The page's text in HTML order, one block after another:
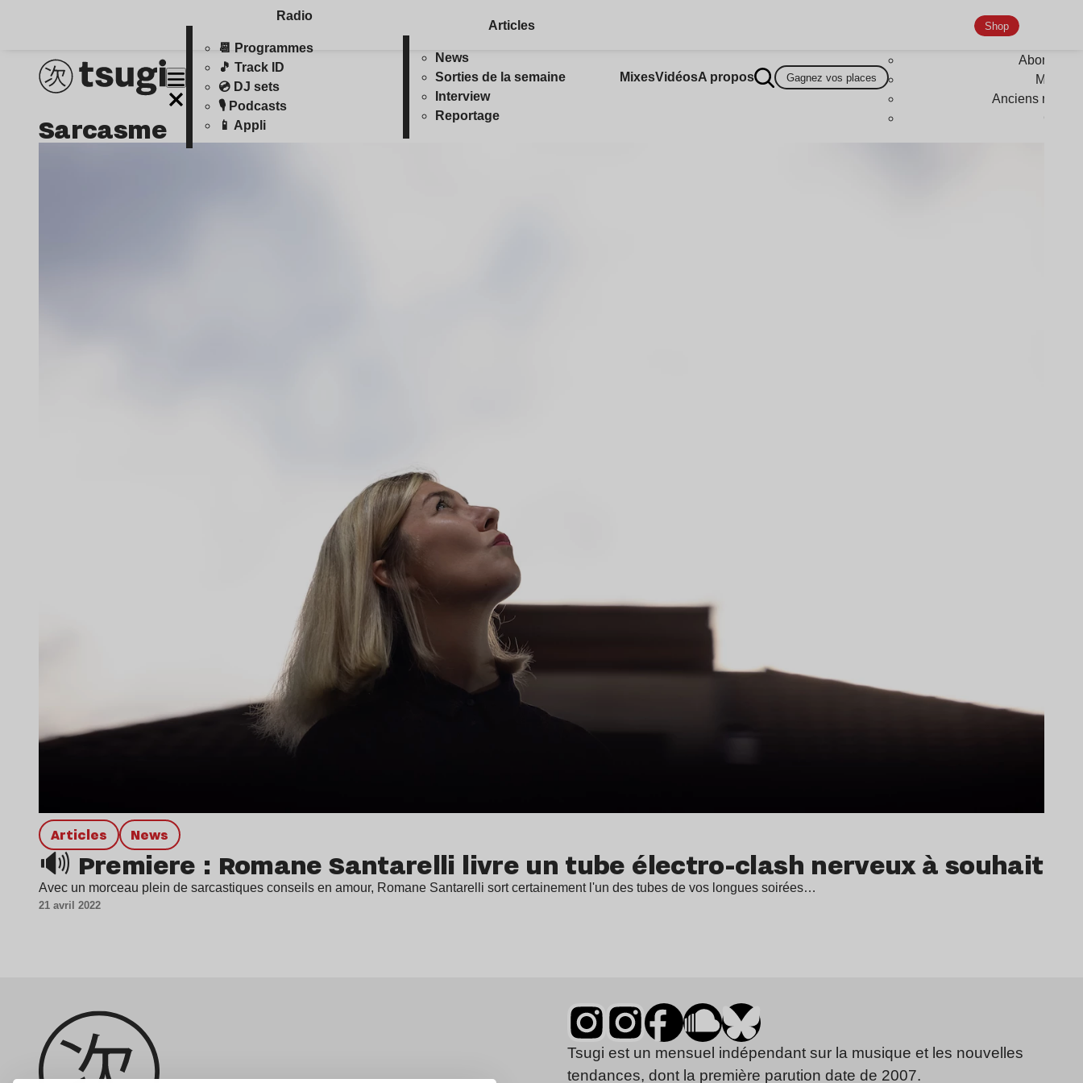
Radio
📆 Programmes
🎵 Track ID
💿 DJ sets
🎙️ Podcasts
📱 Appli
Articles
News
Sorties de la semaine
Interview
Reportage
MixesVidéosA propos Gagnez vos places
Shop
Anciens
sarcasme
Articles news
🔊 Premiere : Romane Santarelli livre un tube électro-clash nerveux à souhait
Avec un morceau plein de sarcastiques conseils en amour, Romane Santarelli sort certainement l'un des tubes de vos longues soirées…
21 avril 2022
Tsugi est un mensuel indépendant sur la musique et les nouvelles
tendances, dont la première parution date de 2007.